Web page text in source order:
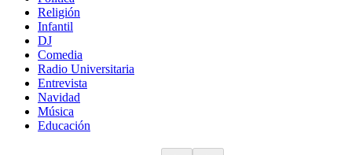
Religión
Infantil
DJ
Comedia
Radio Universitaria
Entrevista
Navidad
Música
Educación